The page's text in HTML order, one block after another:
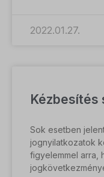
2022.01.27.
Kézbesítés
Sok esetben
jognyilatkozatok
figyelemmel arra,